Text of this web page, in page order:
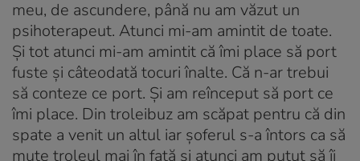
meu, de ascundere, până nu am văzut un
psihoterapeut. Atunci mi-am amintit de toate.
Și tot atunci mi-am amintit că îmi place să port
fuste şi câteodată tocuri înalte. Că n-ar trebui
să conteze ce port. Şi am reînceput să port ce
îmi place. Din troleibuz am scăpat pentru că din
spate a venit un altul iar şoferul s-a întors ca să
mute troleul mai în faţă şi atunci am putut să îi